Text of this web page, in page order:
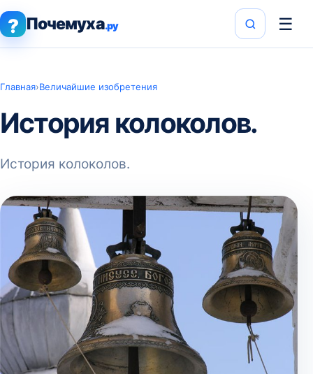
? Почемуха.ру ☰
Главная›Величайшие изобретения
История колоколов.
История колоколов.